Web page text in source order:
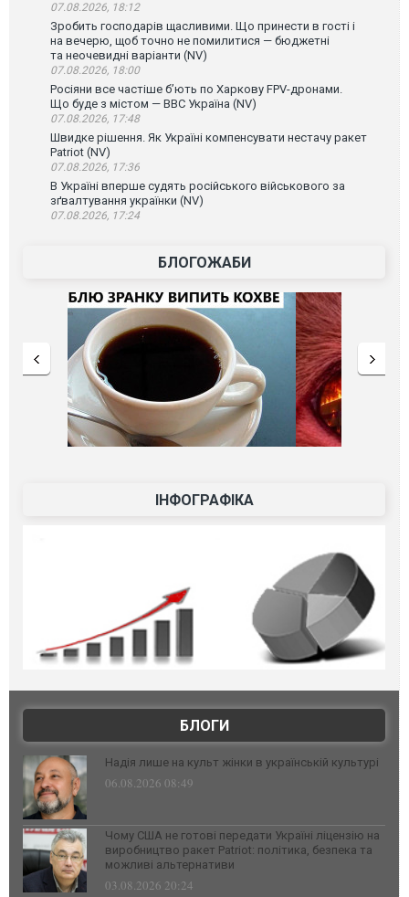
07.08.2026, 18:12
Зробить господарів щасливими. Що принести в гості і
на вечерю, щоб точно не помилитися — бюджетні
та неочевидні варіанти (NV)
07.08.2026, 18:00
Росіяни все частіше бʼють по Харкову FPV-дронами.
Що буде з містом — ВВС Україна (NV)
07.08.2026, 17:48
Швидке рішення. Як Україні компенсувати нестачу ракет
Patriot (NV)
07.08.2026, 17:36
В Україні вперше судять російського військового за
зґвалтування українки (NV)
07.08.2026, 17:24
БЛОГОЖАБИ
ІНФОГРАФІКА
БЛОГИ
Надія лише на культ жінки в українській культурі
06.08.2026 08:49
Чому США не готові передати Україні ліцензію на
виробництво ракет Patriot: політика, безпека та
можливі альтернативи
03.08.2026 20:24